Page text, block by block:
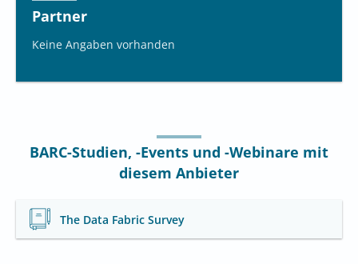
Partner
Keine Angaben vorhanden
BARC-Studien, -Events und -Webinare mit
diesem Anbieter
The Data Fabric Survey